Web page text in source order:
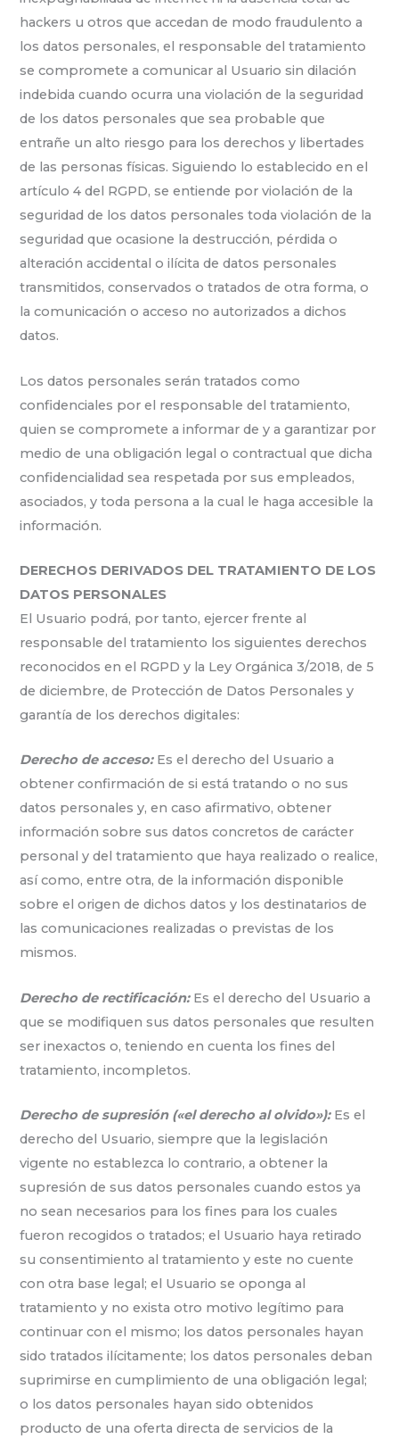
hackers u otros que accedan de modo fraudulento a
los datos personales, el responsable del tratamiento
se compromete a comunicar al Usuario sin dilación
indebida cuando ocurra una violación de la seguridad
de los datos personales que sea probable que
entrañe un alto riesgo para los derechos y libertades
de las personas físicas. Siguiendo lo establecido en el
artículo 4 del RGPD, se entiende por violación de la
seguridad de los datos personales toda violación de la
seguridad que ocasione la destrucción, pérdida o
alteración accidental o ilícita de datos personales
transmitidos, conservados o tratados de otra forma, o
la comunicación o acceso no autorizados a dichos
datos.
Los datos personales serán tratados como
confidenciales por el responsable del tratamiento,
quien se compromete a informar de y a garantizar por
medio de una obligación legal o contractual que dicha
confidencialidad sea respetada por sus empleados,
asociados, y toda persona a la cual le haga accesible la
información.
DERECHOS DERIVADOS DEL TRATAMIENTO DE LOS
DATOS PERSONALES
El Usuario podrá, por tanto, ejercer frente al
responsable del tratamiento los siguientes derechos
reconocidos en el RGPD y la Ley Orgánica 3/2018, de 5
de diciembre, de Protección de Datos Personales y
garantía de los derechos digitales:
Derecho de acceso:Es el derecho del Usuario a
obtener confirmación de si está tratando o no sus
datos personales y, en caso afirmativo, obtener
información sobre sus datos concretos de carácter
personal y del tratamiento que haya realizado o realice,
así como, entre otra, de la información disponible
sobre el origen de dichos datos y los destinatarios de
las comunicaciones realizadas o previstas de los
mismos.
Derecho de rectificación:Es el derecho del Usuario a
que se modifiquen sus datos personales que resulten
ser inexactos o, teniendo en cuenta los fines del
tratamiento, incompletos.
Derecho de supresión («el derecho al olvido»):Es el
derecho del Usuario, siempre que la legislación
vigente no establezca lo contrario, a obtener la
supresión de sus datos personales cuando estos ya
no sean necesarios para los fines para los cuales
fueron recogidos o tratados; el Usuario haya retirado
su consentimiento al tratamiento y este no cuente
con otra base legal; el Usuario se oponga al
tratamiento y no exista otro motivo legítimo para
continuar con el mismo; los datos personales hayan
sido tratados ilícitamente; los datos personales deban
suprimirse en cumplimiento de una obligación legal;
o los datos personales hayan sido obtenidos
producto de una oferta directa de servicios de la